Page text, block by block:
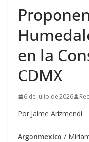
en la
CDMX
6 de julio de 2026
Por Jaime Arizmendi
Argonmexico /